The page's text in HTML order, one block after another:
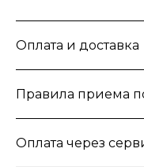
Оплата и доставка
Правила приема
Оплата через